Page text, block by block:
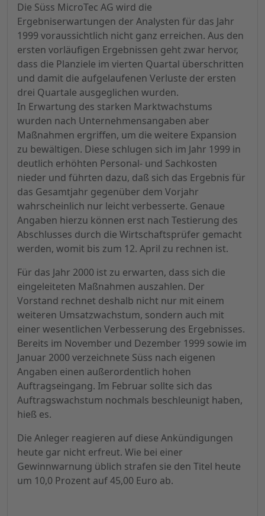
Die Süss MicroTec AG wird die
Ergebniserwartungen der Analysten für das Jahr
1999 voraussichtlich nicht ganz erreichen. Aus den
ersten vorläufigen Ergebnissen geht zwar hervor,
dass die Planziele im vierten Quartal überschritten
und damit die aufgelaufenen Verluste der ersten
drei Quartale ausgeglichen wurden.
In Erwartung des starken Marktwachstums
wurden nach Unternehmensangaben aber
Maßnahmen ergriffen, um die weitere Expansion
zu bewältigen. Diese schlugen sich im Jahr 1999 in
deutlich erhöhten Personal- und Sachkosten
nieder und führten dazu, daß sich das Ergebnis für
das Gesamtjahr gegenüber dem Vorjahr
wahrscheinlich nur leicht verbesserte. Genaue
Angaben hierzu können erst nach Testierung des
Abschlusses durch die Wirtschaftsprüfer gemacht
werden, womit bis zum 12. April zu rechnen ist.
Für das Jahr 2000 ist zu erwarten, dass sich die
eingeleiteten Maßnahmen auszahlen. Der
Vorstand rechnet deshalb nicht nur mit einem
weiteren Umsatzwachstum, sondern auch mit
einer wesentlichen Verbesserung des Ergebnisses.
Bereits im November und Dezember 1999 sowie im
Januar 2000 verzeichnete Süss nach eigenen
Angaben einen außerordentlich hohen
Auftragseingang. Im Februar sollte sich das
Auftragswachstum nochmals beschleunigt haben,
hieß es.
Die Anleger reagieren auf diese Ankündigungen
heute gar nicht erfreut. Wie bei einer
Gewinnwarnung üblich strafen sie den Titel heute
um 10,0 Prozent auf 45,00 Euro ab.